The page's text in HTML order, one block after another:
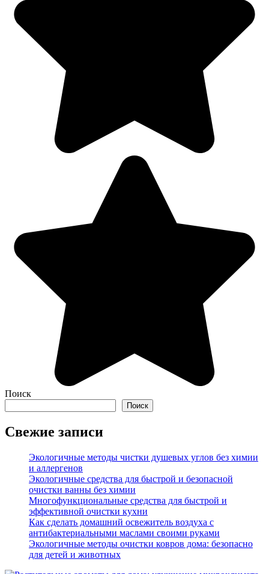
Поиск
Поиск
Свежие записи
Экологичные методы чистки душевых углов без химии
и аллергенов
Экологичные средства для быстрой и безопасной
очистки ванны без химии
Многофункциональные средства для быстрой и
эффективной очистки кухни
Как сделать домашний освежитель воздуха с
антибактериальными маслами своими руками
Экологичные методы очистки ковров дома: безопасно
для детей и животных